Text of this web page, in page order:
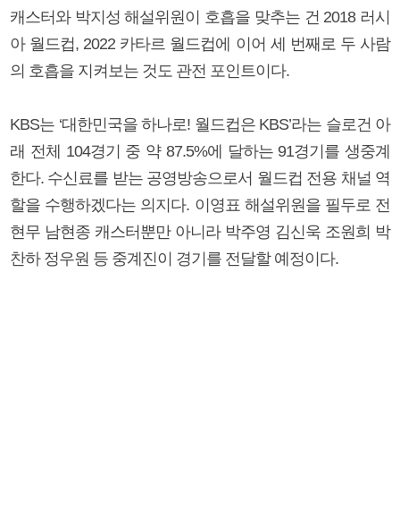
캐스터와 박지성 해설위원이 호흡을 맞추는 건 2018 러시
아 월드컵, 2022 카타르 월드컵에 이어 세 번째로 두 사람
의 호흡을 지켜보는 것도 관전 포인트이다.
KBS는 ‘대한민국을 하나로! 월드컵은 KBS’라는 슬로건 아
래 전체 104경기 중 약 87.5%에 달하는 91경기를 생중계
한다. 수신료를 받는 공영방송으로서 월드컵 전용 채널 역
할을 수행하겠다는 의지다. 이영표 해설위원을 필두로 전
현무 남현종 캐스터뿐만 아니라 박주영 김신욱 조원희 박
찬하 정우원 등 중계진이 경기를 전달할 예정이다.